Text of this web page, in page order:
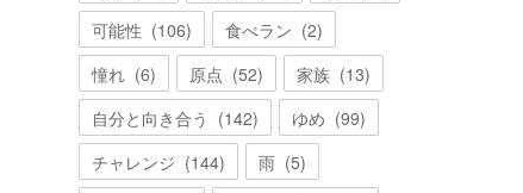
可能性 (106) 食べラン (2)
憧れ (6) 原点 (52) 家族 (13)
自分と向き合う (142) ゆめ (99)
チャレンジ (144) 雨 (5)